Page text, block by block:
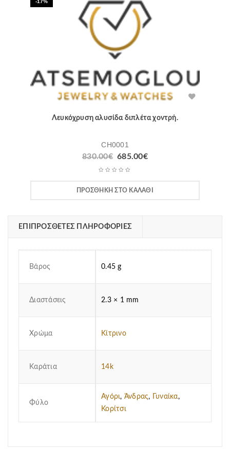
-17%
Λευκόχρυση αλυσίδα διπλέτα χοντρή.
CH0001
830.00€ 685.00€
ΠΡΟΣΘΉΚΗ ΣΤΟ ΚΑΛΆΘΙ
ΕΠΙΠΡΌΣΘΕΤΕΣ ΠΛΗΡΟΦΟΡΊΕΣ
Βάρος 0.45 g
Διαστάσεις 2.3 × 1 mm
Χρώμα Κίτρινο
Καράτια 14k
Φύλο
Αγόρι, Άνδρας, Γυναίκα,
Κορίτσι